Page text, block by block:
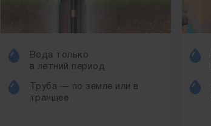
Вода только
в летний период
Труба — по земле или в
траншее